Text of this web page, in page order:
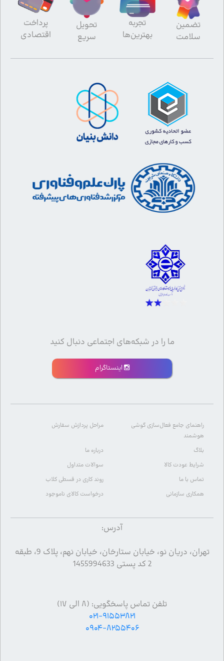
تضمین
سلامت
تجربه
بهترین‌ها
تحویل
سریع
پرداخت
اقتصادی
ما را در شبکه‌های اجتماعی دنبال کنید
اینستاگرام
راهنمای جامع فعال‌سازی گوشی
هوشمند
مراحل پردازش سفارش
بلاگ
درباره ما
شرایط عودت کالا
سوالات متداول
تماس با ما
روند کاری در قسطی کلاب
همکاری سازمانی
درخواست کالای ناموجود
آدرس:
تهران، دریان نو، خیابان ستارخان، خیابان نهم، پلاک 9، طبقه
2 کد پستی 1455994633
تلفن تماس پاسخگویی: (۸ الی ۱۷)
۰۲۱-۹۱۵۵۳۸۲۱
۰۹۰۴-۸۲۵۵۴۰۶